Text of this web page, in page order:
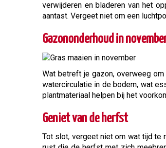
verwijderen en bladeren van het
aantast. Vergeet niet om een
Gazononderhoud in
Wat betreft je gazon, overweeg
watercirculatie in de bodem, wat
plantmateriaal helpen bij het
Geniet van de herfst
Tot slot, vergeet niet om wat tijd te